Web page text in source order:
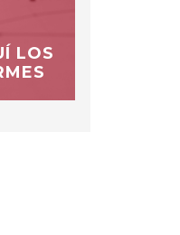
LOS